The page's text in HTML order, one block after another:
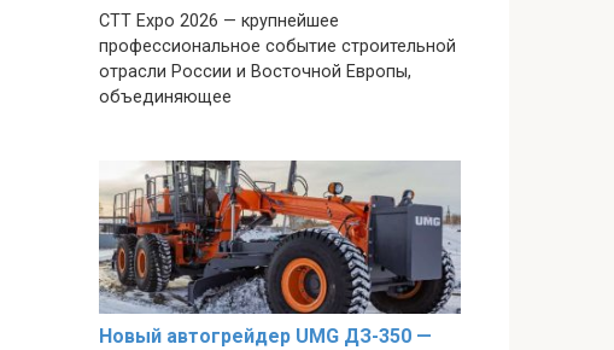
CTT Expo 2026 — крупнейшее
профессиональное событие строительной
отрасли России и Восточной Европы,
объединяющее
Новый автогрейдер UMG ДЗ-350 —